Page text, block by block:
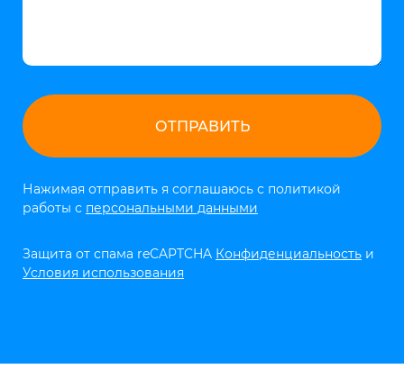
Нажимая отправить я соглашаюсь с политикой
работы с персональными данными
Защита от спама reCAPTCHA Конфиденциальность и
Условия использования